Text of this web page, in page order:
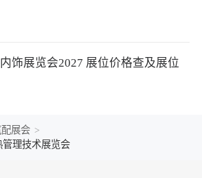
饰展览会2027 展位价格查及展位
展会 >
管理技术展览会